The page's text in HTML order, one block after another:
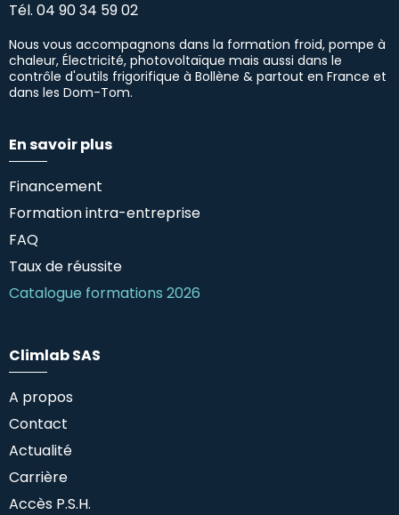
Tél. 04 90 34 59 02
Nous vous accompagnons dans la formation froid, pompe à
chaleur, Électricité, photovoltaïque mais aussi dans le
contrôle d'outils frigorifique à Bollène & partout en France et
dans les Dom-Tom.
En savoir plus
Financement
Formation intra-entreprise
FAQ
Taux de réussite
Catalogue formations 2026
Climlab SAS
A propos
Contact
Actualité
Carrière
Accès P.S.H.